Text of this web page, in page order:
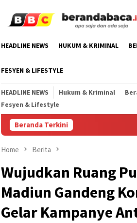
HEADLINE NEWS HUKUM & KRIMINAL
FESYEN & LIFESTYLE
HEADLINE NEWS Hukum & Kriminal
Fesyen & Lifestyle
Beranda Terkini
Home Berita
Wujudkan Ruang
Madiun Gandeng
Gelar Kampanye